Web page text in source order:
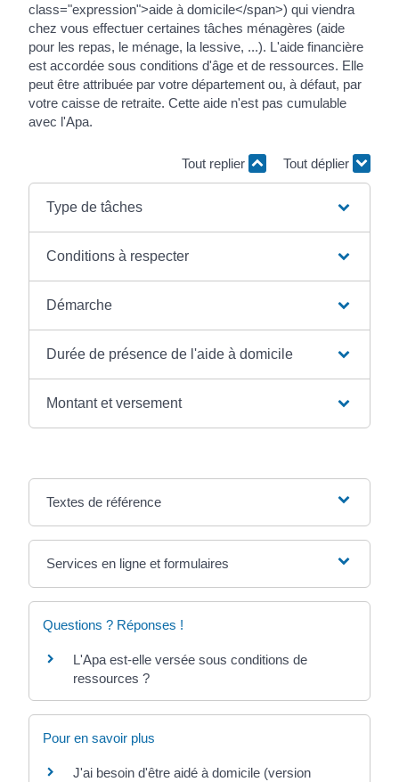
class="expression">aide à domicile</span>) qui viendra
chez vous effectuer certaines tâches ménagères (aide
pour les repas, le ménage, la lessive, ...). L'aide financière
est accordée sous conditions d'âge et de ressources. Elle
peut être attribuée par votre département ou, à défaut, par
votre caisse de retraite. Cette aide n'est pas cumulable
avec l'Apa.
Tout replier Tout déplier
Type de tâches
Conditions à respecter
Démarche
Durée de présence de l'aide à domicile
Montant et versement
Textes de référence
Services en ligne et formulaires
Questions ? Réponses !
L'Apa est-elle versée sous conditions de
ressources ?
Pour en savoir plus
J'ai besoin d'être aidé à domicile (version